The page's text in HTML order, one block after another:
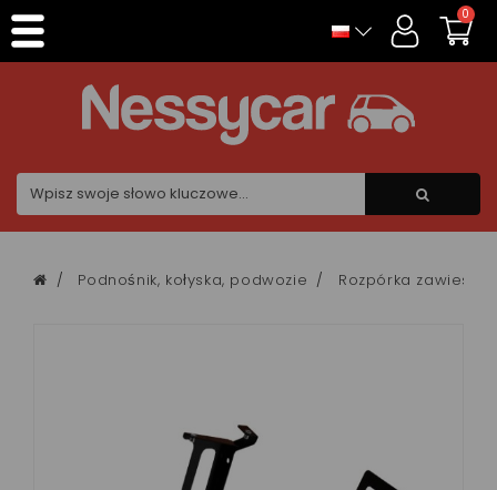
0
Podnośnik, kołyska, podwozie Rozpórka
Panel zarządzania plikami cookies